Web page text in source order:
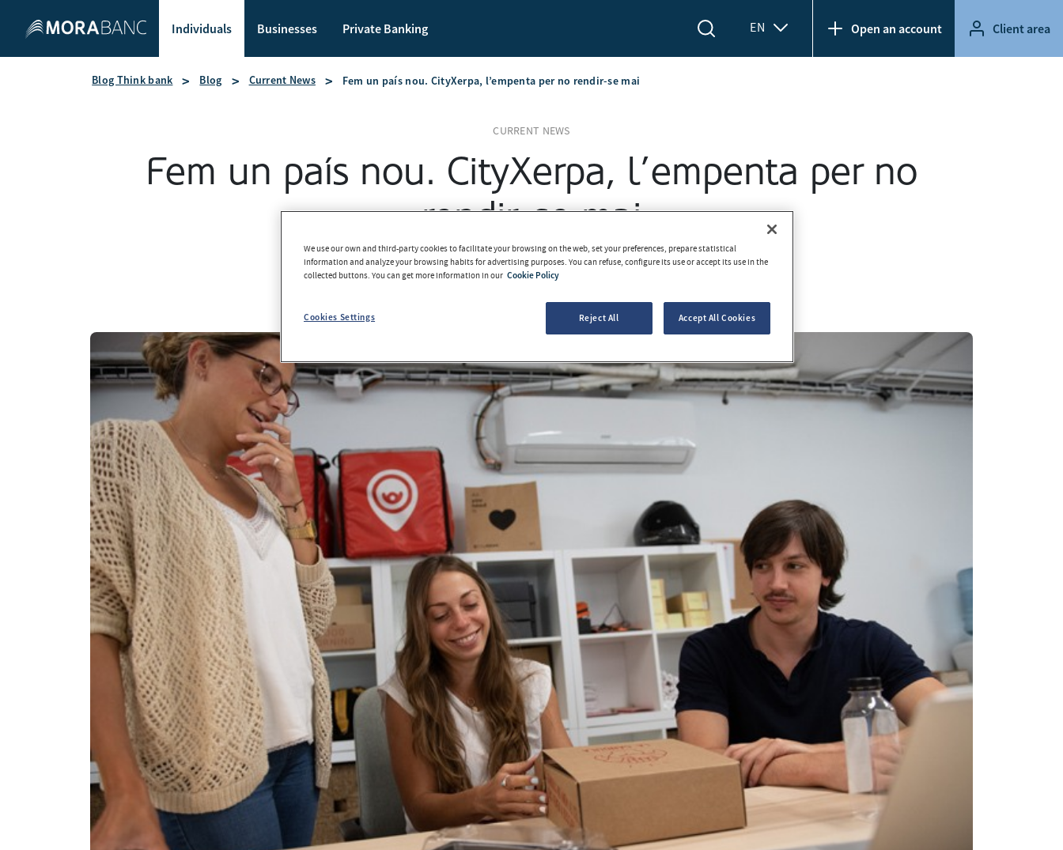
Individuals Businesses Private Banking EN Open an account Client area
Blog Think bank Blog Current News Fem un país nou. CityXerpa, l’empenta per no rendir-se mai
CURRENT NEWS
Fem un país nou. CityXerpa, l’empenta per no
rendir-se mai
Equip MoraBanc2021-01-12
We use our own and third-party cookies to facilitate your browsing on the web, set your preferences, prepare statistical
information and analyze your browsing habits for advertising purposes. You can refuse, configure its use or accept its use in the
collected buttons. You can get more information in our Cookie Policy
Cookies Settings Reject All Accept All Cookies